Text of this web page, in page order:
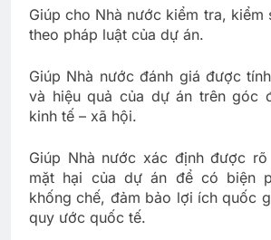
Giúp cho Nhà nước kiểm tra, kiểm
theo pháp luật của dự án.
Giúp Nhà nước đánh giá được
và hiệu quả của dự án trên góc
kinh tế – xã hội.
Giúp Nhà nước xác định được
mặt hại của dự án để có biện
khống chế, đảm bảo lợi ích quốc
quy ước quốc tế.